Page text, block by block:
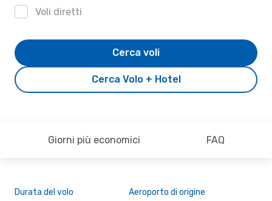
Voli diretti
Cerca Volo + Hotel
Cerca voli
Giorni più economici FAQ
Durata del volo Aeroporto di origine